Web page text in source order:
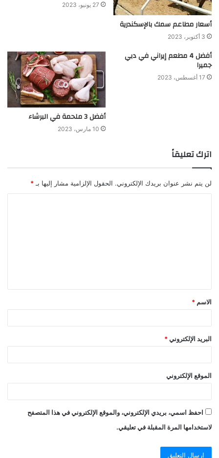
أسعار مطاعم سمك بالإسكندرية
3 أكتوبر، 2023
27 يونيو، 2023
أفضل 4 مطعم إيراني في دبي
جميرا
17 أغسطس، 2023
أفضل 3 ملحمة في البرشاء
10 مارس، 2023
اترك تعليقاً
لن يتم نشر عنوان بريدك الإلكتروني. الحقول الإلزامية مشار إليها بـ *
الاسم *
البريد الإلكتروني *
الموقع الإلكتروني
احفظ اسمي، بريدي الإلكتروني، والموقع الإلكتروني في هذا المتصفح
لاستخدامها المرة المقبلة في تعليقي.